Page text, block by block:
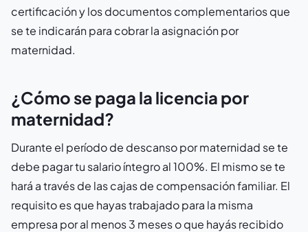
certificación y los documentos complementarios que
se te indicarán para cobrar la asignación por
maternidad.
¿Cómo se paga la licencia por
maternidad?
Durante el período de descanso por maternidad se te
debe pagar tu salario íntegro al 100%. El mismo se te
hará a través de las cajas de compensación familiar. El
requisito es que hayas trabajado para la misma
empresa por al menos 3 meses o que hayás recibido